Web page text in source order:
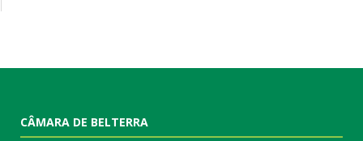
CÂMARA DE BELTERRA